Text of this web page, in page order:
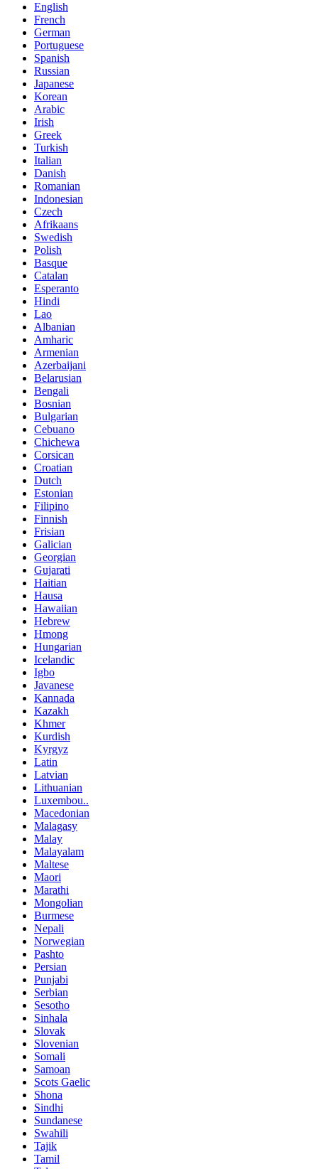
English
French
German
Portuguese
Spanish
Russian
Japanese
Korean
Arabic
Irish
Greek
Turkish
Italian
Danish
Romanian
Indonesian
Czech
Afrikaans
Swedish
Polish
Basque
Catalan
Esperanto
Hindi
Lao
Albanian
Amharic
Armenian
Azerbaijani
Belarusian
Bengali
Bosnian
Bulgarian
Cebuano
Chichewa
Corsican
Croatian
Dutch
Estonian
Filipino
Finnish
Frisian
Galician
Georgian
Gujarati
Haitian
Hausa
Hawaiian
Hebrew
Hmong
Hungarian
Icelandic
Igbo
Javanese
Kannada
Kazakh
Khmer
Kurdish
Kyrgyz
Latin
Latvian
Lithuanian
Luxembou..
Macedonian
Malagasy
Malay
Malayalam
Maltese
Maori
Marathi
Mongolian
Burmese
Nepali
Norwegian
Pashto
Persian
Punjabi
Serbian
Sesotho
Sinhala
Slovak
Slovenian
Somali
Samoan
Scots Gaelic
Shona
Sindhi
Sundanese
Swahili
Tajik
Tamil